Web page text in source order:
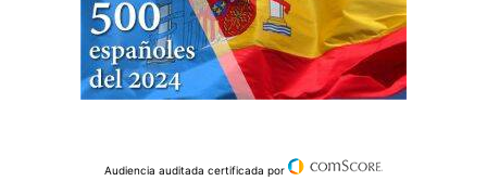
Audiencia auditada certificada por